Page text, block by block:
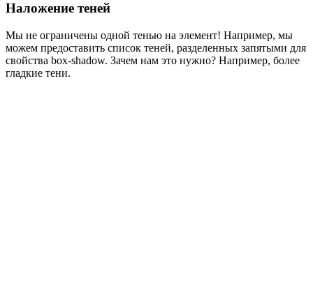
Наложение теней
Мы не ограничены одной тенью на элемент! Например, мы
можем предоставить список теней, разделенных запятыми для
свойства box-shadow. Зачем нам это нужно? Например, более
гладкие тени.